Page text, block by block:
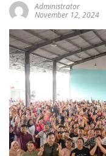
Administrator
November 12, 2024